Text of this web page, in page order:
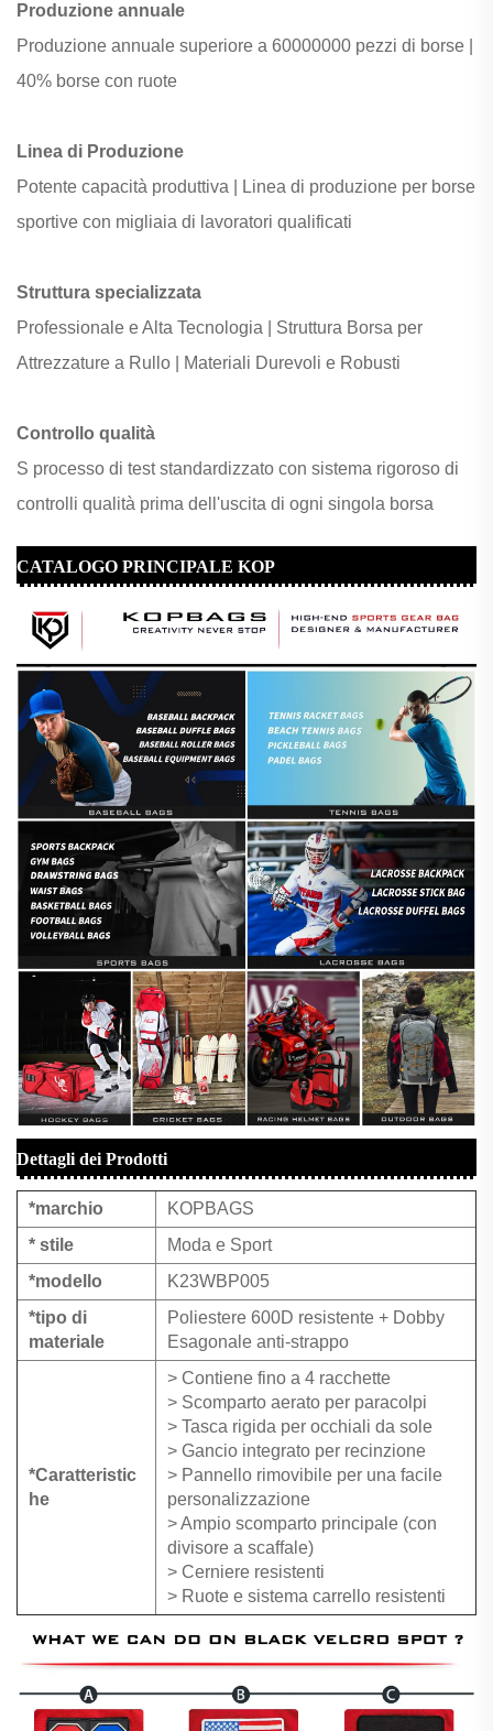
Produzione annuale
Produzione annuale superiore a 60000000 pezzi di borse |
40% borse con ruote
Linea di Produzione
Potente capacità produttiva |
Linea di produzione per borse
sportive con migliaia di lavoratori qualificati
Struttura specializzata
Professionale e Alta Tecnologia | Struttura Borsa per
Attrezzature a Rullo |
Materiali Durevoli e Robusti
Controllo qualità
S processo di test standardizzato con sistema rigoroso di
controlli qualità prima dell'uscita di ogni singola borsa
CATALOGO PRINCIPALE KOP
Dettagli dei Prodotti
*marchio
KOPBAGS
* stile
Moda e Sport
*modello
K23WBP005
*tipo di
materiale
Poliestere 600D resistente + Dobby
Esagonale anti-strappo
*Caratteristic
he
> Contiene fino a 4 racchette
> Scomparto aerato per paracolpi
> Tasca rigida per occhiali da sole
> Gancio integrato per recinzione
> Pannello rimovibile per una facile
personalizzazione
> Ampio scomparto principale (con
divisore a scaffale)
> Cerniere resistenti
> Ruote e sistema carrello resistenti